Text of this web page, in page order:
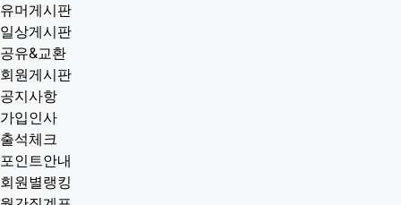
유머게시판
일상게시판
공유&교환
회원게시판
공지사항
가입인사
출석체크
포인트안내
회원별랭킹